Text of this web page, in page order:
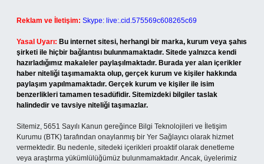
Reklam ve İletişim: Skype: live:.cid.575569c608265c69
Yasal Uyarı: Bu internet sitesi, herhangi bir marka, kurum veya şahıs
şirketi ile hiçbir bağlantısı bulunmamaktadır. Sitede yalnızca kendi
hazırladığımız makaleler paylaşılmaktadır. Burada yer alan içerikler
haber niteliği taşımamakta olup, gerçek kurum ve kişiler hakkında
paylaşım yapılmamaktadır. Gerçek kurum ve kişiler ile isim
benzerlikleri tamamen tesadüfidir. Sitemizdeki bilgiler taslak
halindedir ve tavsiye niteliği taşımazlar.
Sitemiz, 5651 Sayılı Kanun gereğince Bilgi Teknolojileri ve İletişim
Kurumu (BTK) tarafından onaylanmış bir Yer Sağlayıcı olarak hizmet
vermektedir. Bu nedenle, sitedeki içerikleri proaktif olarak denetleme
veya araştırma yükümlülüğümüz bulunmamaktadır. Ancak, üyelerimiz